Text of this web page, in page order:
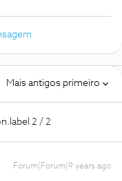
Mais antigos primeiro
2 / 2
Forum|Forum|9 years ago